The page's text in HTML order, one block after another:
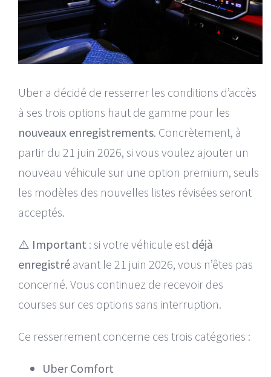
Uber a décidé de resserrer les conditions d’accès
à ses trois options haut de gamme pour les
nouveaux enregistrements. Concrètement, à
partir du 21 juin 2026, si vous voulez ajouter un
nouveau véhicule sur une option premium, seuls
les modèles des nouvelles listes révisées seront
acceptés.
⚠️ Important : si votre véhicule est déjà
enregistréavant le 21 juin 2026, vous n’êtes pas
concerné. Vous continuez de recevoir des
courses sur ces options sans interruption.
Ce resserrement concerne ces trois catégories :
Uber Comfort